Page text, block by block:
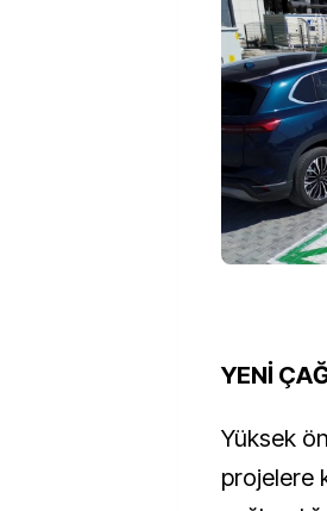
YENİ
Yüksek
projelere